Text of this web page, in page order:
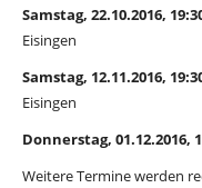
Samstag, 22.10.2016,
Eisingen
Samstag, 12.11.2016,
Eisingen
Donnerstag, 01.12.2016,
Weitere Termine werden